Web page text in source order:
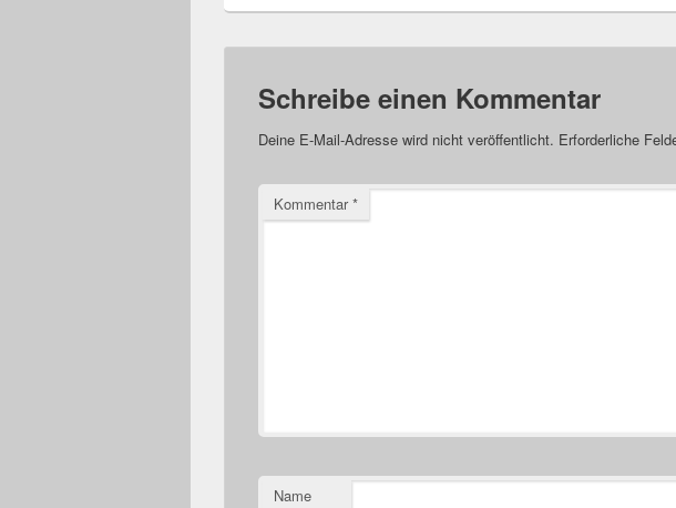
Schreibe einen Kommentar
Deine E-Mail-Adresse wird nicht veröffentlicht. Erforderliche
Kommentar*
Name